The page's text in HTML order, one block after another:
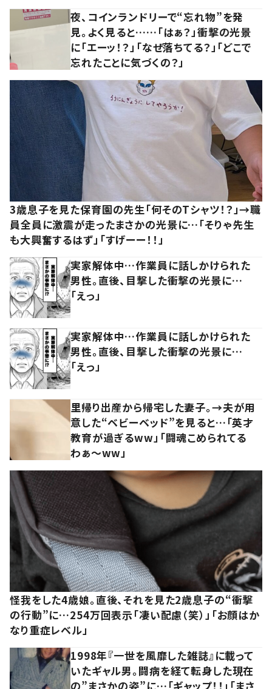
夜、コインランドリーで“忘れ物”を発
見。よく見ると……「はぁ？」衝撃の光景
に「エーッ！？」「なぜ落ちてる？」「どこで
忘れたことに気づくの？」
3歳息子を見た保育園の先生「何そのTシャツ！？」→職
員全員に激震が走ったまさかの光景に…「そりゃ先生
も大興奮するはず」「すげーー！！」
実家解体中…作業員に話しかけられた
男性。直後、目撃した衝撃の光景に…
「えっ」
実家解体中…作業員に話しかけられた
男性。直後、目撃した衝撃の光景に…
「えっ」
里帰り出産から帰宅した妻子。→夫が用
意した“ベビーベッド”を見ると…「英才
教育が過ぎるww」「闘魂こめられてる
わぁ～ww」
怪我をした4歳娘。直後、それを見た2歳息子の“衝撃
の行動”に…254万回表示「凄い配慮（笑）」「お顔はか
なり重症レベル」
1998年『一世を風靡した雑誌』に載って
いたギャル男。闘病を経て転身した現在
の”まさかの姿”に…「ギャップ！！」「まさ